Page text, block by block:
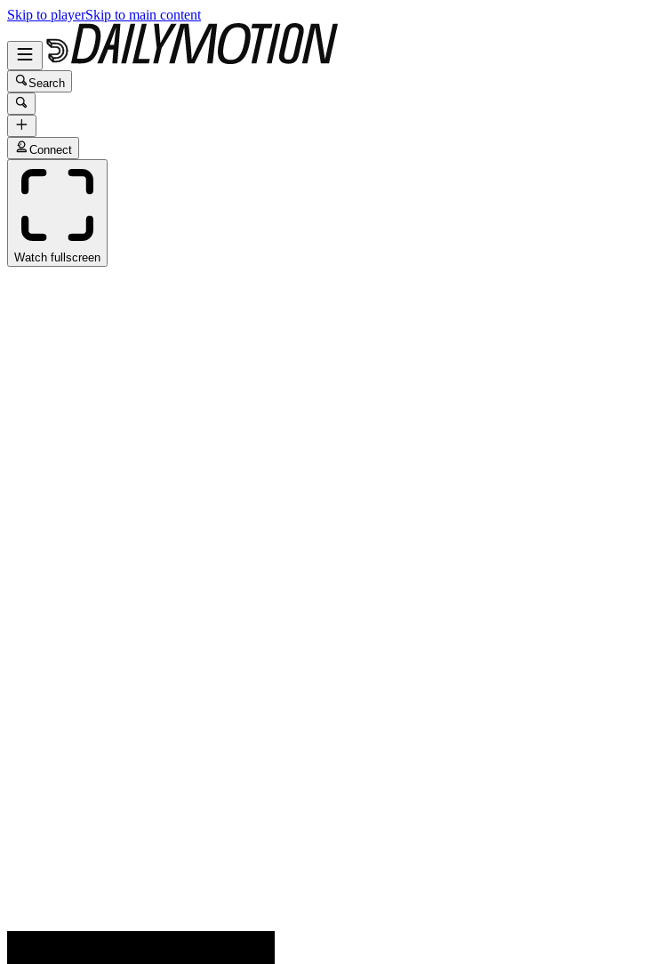
Skip to playerSkip to main content
Search
Connect
Watch fullscreen